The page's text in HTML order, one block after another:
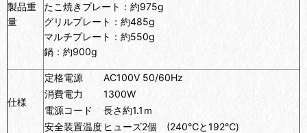
製品重
量
たこ焼きプレート：約975g
グリルプレート：約485g
マルチプレート：約550g
鍋：約900g
仕様
定格電源
AC100V 50/60Hz
消費電力
1300W
電源コード
長さ約1.1ｍ
安全装置温度 ヒューズ2個 (240℃と192℃)